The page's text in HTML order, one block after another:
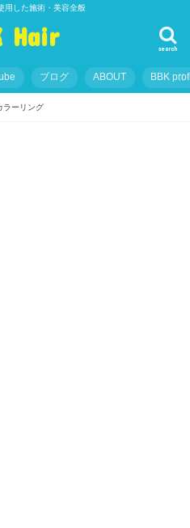
用した施術・美容全般
Hair search
ブログ ABOUT BBK
ラーリング